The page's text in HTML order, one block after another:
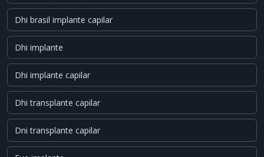
Dhi brasil implante capilar
Dhi implante
Dhi implante capilar
Dhi transplante capilar
Dni transplante capilar